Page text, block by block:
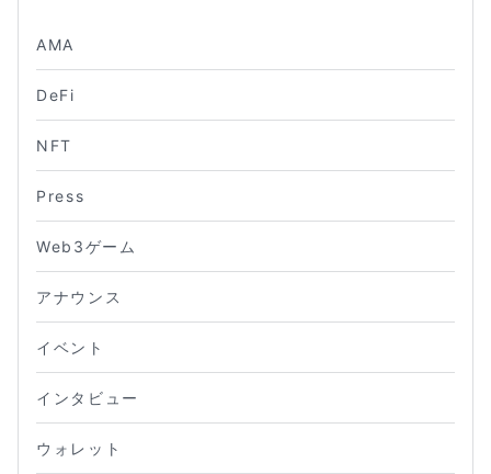
AMA
DeFi
NFT
Press
Web3ゲーム
アナウンス
イベント
インタビュー
ウォレット